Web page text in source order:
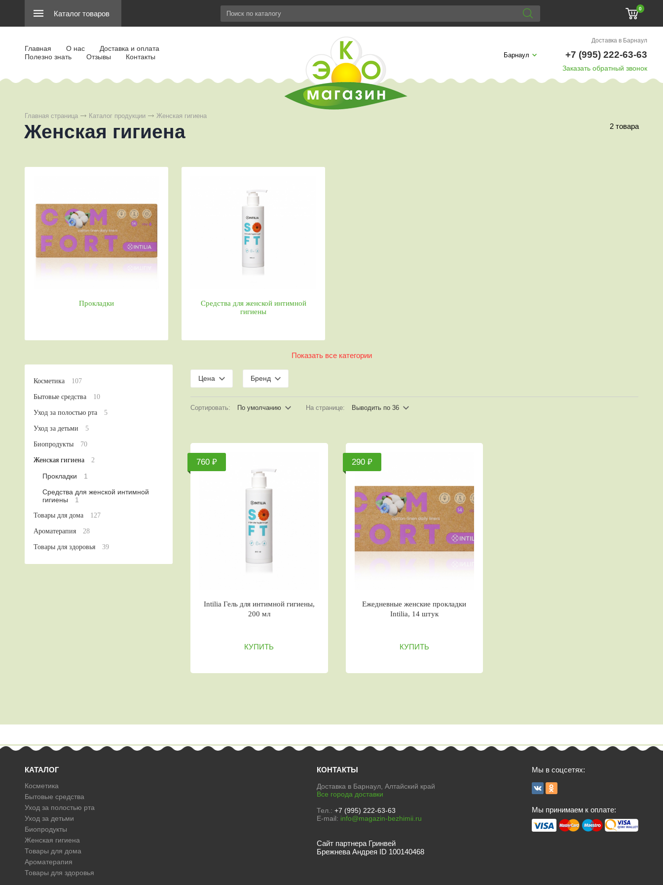
Каталог товаров
0
Главная О нас
Доставка и оплата
Полезно знать
Отзывы Контакты Барнаул
Доставка в Барнаул
+7 (995) 222-63-63
Заказать обратный звонок
Главная страница Каталог продукции Женская гигиена
2 товара
Женская гигиена
Прокладки
Средства для женской интимной
гигиены
Показать все категории
Цена Бренд
Сортировать: По умолчанию На странице: Выводить по 36
760 ₽
Intilia Гель для интимной гигиены,
200 мл
КУПИТЬ
290 ₽
Ежедневные женские прокладки
Intilia, 14 штук
КУПИТЬ
Косметика 107
Бытовые средства 10
Уход за полостью рта 5
Уход за детьми 5
Биопродукты 70
Женская гигиена 2
Прокладки
1
Средства для женской интимной
гигиены
1
Товары для дома 127
Ароматерапия 28
Товары для здоровья 39
КАТАЛОГ
Косметика
Бытовые средства
Уход за полостью рта
Уход за детьми
Биопродукты
Женская гигиена
Товары для дома
Ароматерапия
Товары для здоровья
КОНТАКТЫ
Доставка в Барнаул, Алтайский край
Все города доставки
Тел.: +7 (995) 222-63-63
E-mail: info@magazin-bezhimii.ru
Сайт партнера Гринвей
Брежнева Андрея ID 100140468
Мы в соцсетях:
Мы принимаем к оплате: